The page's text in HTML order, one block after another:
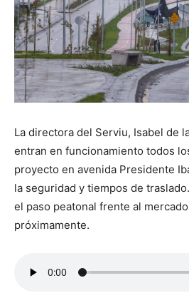
La directora del Serviu, Isabel de
entran en funcionamiento todos
proyecto en avenida Presidente
la seguridad y tiempos de
el paso peatonal frente al
próximamente.